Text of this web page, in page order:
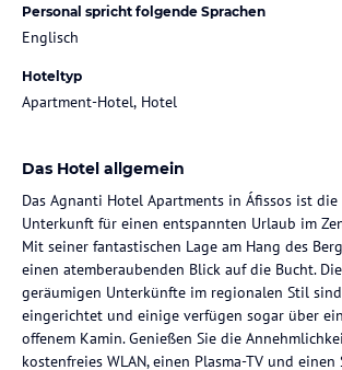
Personal spricht folgende Sprachen
Englisch
Hoteltyp
Apartment-Hotel, Hotel
Das Hotel allgemein
Das Agnanti Hotel Apartments in Áfissos ist
Unterkunft für einen entspannten Urlaub im
Mit seiner fantastischen Lage am Hang des
einen atemberaubenden Blick auf die Bucht.
geräumigen Unterkünfte im regionalen Stil
eingerichtet und einige verfügen sogar über
offenem Kamin. Genießen Sie die
kostenfreies WLAN, einen Plasma-TV und einen